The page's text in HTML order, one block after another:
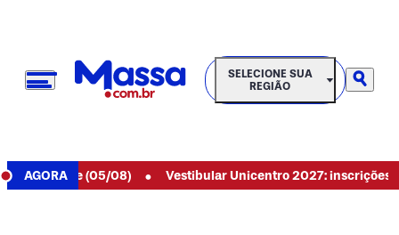
SELECIONE SUA REGIÃO
SELECIONE SUA
REGIÃO
AGORA
hoje (05/08) • Vestibular Unicentro 2027: inscrições